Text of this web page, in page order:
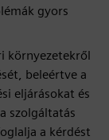
gyors
környezetekről
beleértve a
eljárásokat és
szolgáltatás
a kérdést